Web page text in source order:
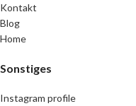
Kontakt
Blog
Home
Sonstiges
Instagram profile